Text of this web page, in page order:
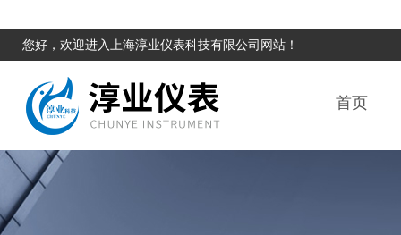
您好，欢迎进入上海淳业仪表科技有限公司网站！
首页